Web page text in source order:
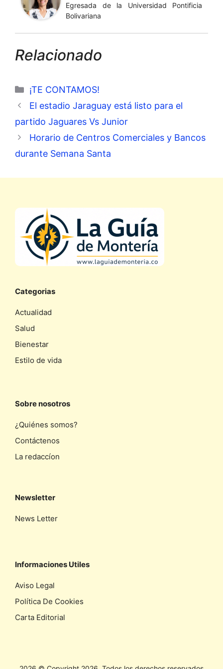
Egresada de la Universidad Pontificia
Bolivariana
Relacionado
Categorías
¡TE CONTAMOS!
El estadio Jaraguay está listo para el
partido Jaguares Vs Junior
Horario de Centros Comerciales y Bancos
durante Semana Santa
Categorias
Actualidad
Salud
Bienestar
Estilo de vida
Sobre nosotros
¿Quiénes somos?
Contáctenos
La redaccíon
Newsletter
News Letter
Informaciones Utiles
Aviso Legal
Política De Cookies
Carta Editorial